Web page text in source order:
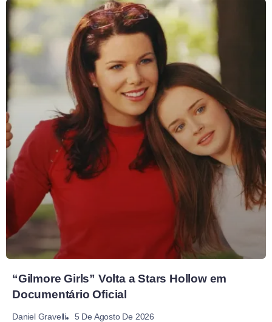
“Gilmore Girls” Volta a Stars Hollow em
Documentário Oficial
Daniel Gravelli 5 De Agosto De 2026